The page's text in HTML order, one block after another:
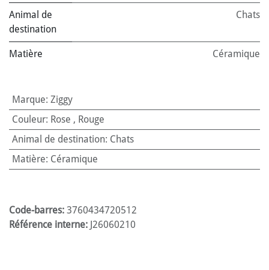
Animal de
destination
Chats
Matière Céramique
Marque: Ziggy
Couleur: Rose , Rouge
Animal de destination: Chats
Matière: Céramique
Code-barres: 3760434720512
Référence interne: J26060210